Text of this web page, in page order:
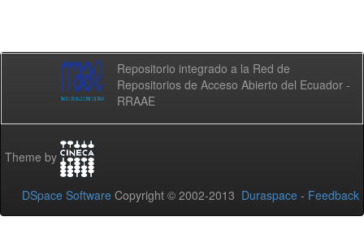
Repositorio integrado a la Red de
Repositorios de Acceso Abierto del Ecuador -
RRAAE
Theme by
DSpace Software Copyright © 2002-2013 Duraspace - Feedback